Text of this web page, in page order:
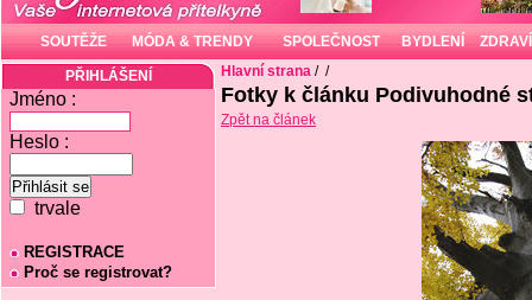
SOUTĚŽE MÓDA & TRENDY SPOLEČNOST BYDLENÍ ZDRAVÍ
PŘIHLÁŠENÍ
Jméno :
Heslo :
trvale
REGISTRACE
Proč se registrovat?
Hlavní strana / /
Fotky k článku Podivuhodné
Zpět na článek